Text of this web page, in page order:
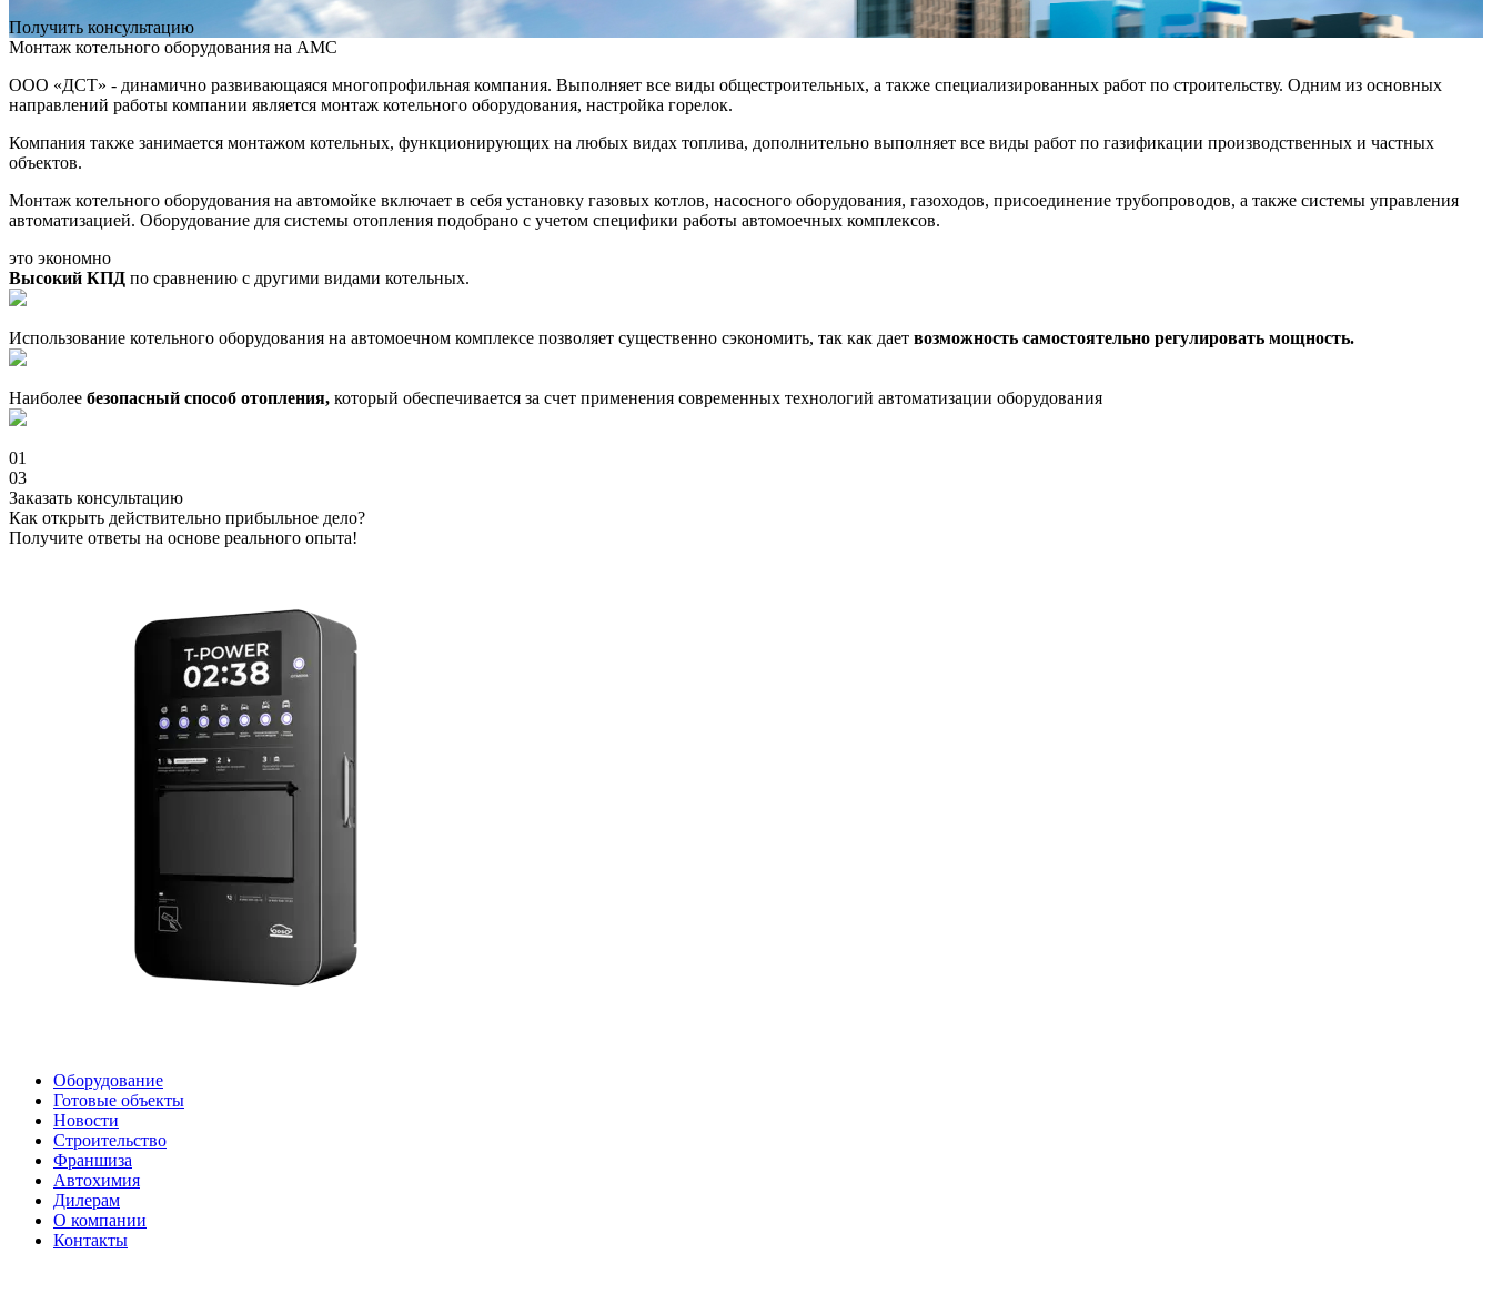
Получить консультацию
Монтаж котельного оборудования на АМС
ООО «ДСТ» - динамично развивающаяся многопрофильная компания. Выполняет все виды общестроительных, а также специализированных работ по строительству. Одним из основных
направлений работы компании является монтаж котельного оборудования, настройка горелок.
Компания также занимается монтажом котельных, функционирующих на любых видах топлива, дополнительно выполняет все виды работ по газификации производственных и частных
объектов.
Монтаж котельного оборудования на автомойке включает в себя установку газовых котлов, насосного оборудования, газоходов, присоединение трубопроводов, а также системы управления
автоматизацией. Оборудование для системы отопления подобрано с учетом специфики работы автомоечных комплексов.
это экономно
Высокий КПД по сравнению с другими видами котельных.
Использование котельного оборудования на автомоечном комплексе позволяет существенно сэкономить, так как дает возможность самостоятельно регулировать мощность.
Наиболее безопасный способ отопления, который обеспечивается за счет применения современных технологий автоматизации оборудования
01
03
Заказать консультацию
Как открыть действительно прибыльное дело?
Получите ответы на основе реального опыта!
Оборудование
Готовые объекты
Новости
Строительство
Франшиза
Автохимия
Дилерам
О компании
Контакты